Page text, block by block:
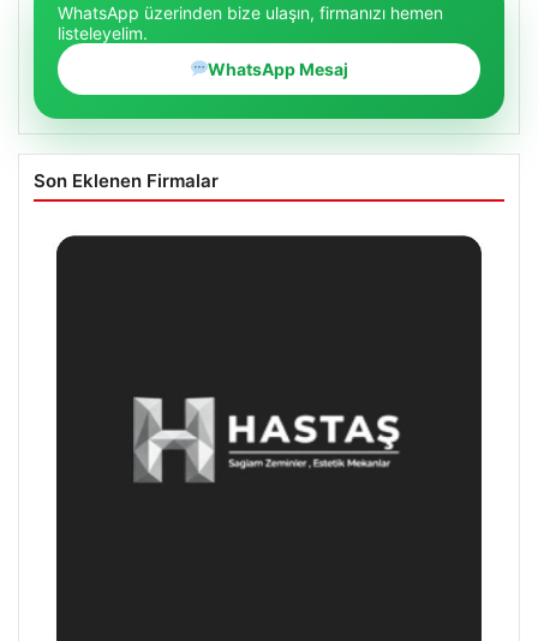
WhatsApp üzerinden bize ulaşın, firmanızı hemen
listeleyelim.
WhatsApp Mesaj
Son Eklenen Firmalar